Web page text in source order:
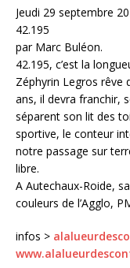
Jeudi 29 septembre
42.195
par Marc Buléon.
42.195, c’est la
Zéphyrin Legros rêve
ans, il devra franchir,
séparent son lit des
sportive, le conteur
notre passage sur
libre.
A Autechaux-Roide,
couleurs de l’Agglo,
infos >